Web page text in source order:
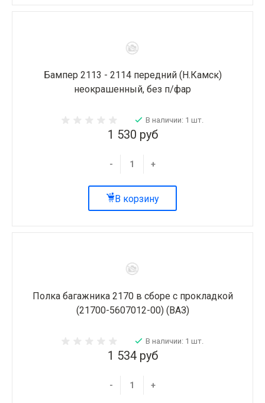
Бампер 2113 - 2114 передний (Н.Камск)
неокрашенный, без п/фар
В наличии: 1 шт.
1 530 руб
- +
В корзину
Полка багажника 2170 в сборе с прокладкой
(21700-5607012-00) (ВАЗ)
В наличии: 1 шт.
1 534 руб
- +